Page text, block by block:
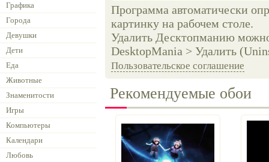
Графика
Города
Девушки
Дети
Еда
Животные
Знаменитости
Игры
Компьютеры
Календари
Любовь
Программа автоматически
картинку на рабочем столе.
Удалить Десктопманию
DesktopMania > Удалить
Пользовательское соглашение
Рекомендуемые обои